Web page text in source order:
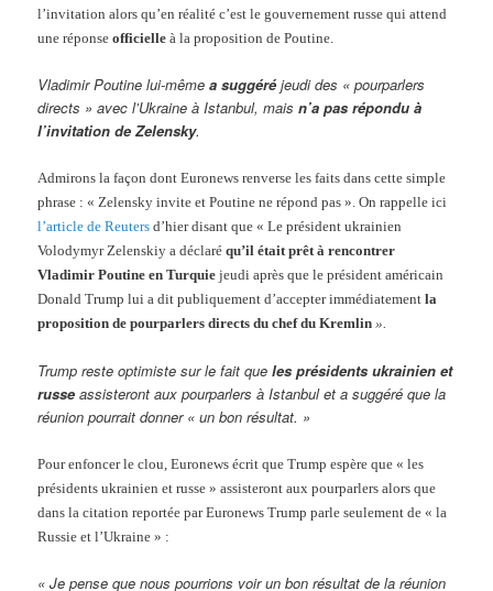
l’invitation alors qu’en réalité c’est le gouvernement russe qui attend
une réponseofficielle à la proposition de Poutine.
Vladimir Poutine lui-mêmea suggéré jeudi des « pourparlers
directs » avec l’Ukraine à Istanbul, maisn’a pas répondu à
l’invitation de Zelensky.
Admirons la façon dont Euronews renverse les faits dans cette simple
phrase : « Zelensky invite et Poutine ne répond pas ». On rappelle ici
l’article de Reuters d’hier disant que « Le président ukrainien
Volodymyr Zelenskiy a déclaréqu’il était prêt à rencontrer
Vladimir Poutine en Turquie jeudi après que le président américain
Donald Trump lui a dit publiquement d’accepter immédiatement la
proposition de pourparlers directs du chef du Kremlin ».
Trump reste optimiste sur le fait queles présidents ukrainien et
russeassisteront aux pourparlers à Istanbul et a suggéré que la
réunion pourrait donner « un bon résultat. »
Pour enfoncer le clou, Euronews écrit que Trump espère que « les
présidents ukrainien et russe » assisteront aux pourparlers alors que
dans la citation reportée par Euronews Trump parle seulement de « la
Russie et l’Ukraine » :
« Je pense que nous pourrions voir un bon résultat de la réunion